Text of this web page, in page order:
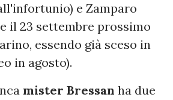
e Zamparo
il 23 settembre prossimo
essendo già sceso in
in agosto).
mister Bressan ha due